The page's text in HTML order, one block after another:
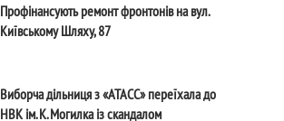
Профінансують ремонт фронтонів на вул.
Київському Шляху, 87
Виборча дільниця з «АТАСС» переїхала до
НВК ім. К. Могилка із скандалом